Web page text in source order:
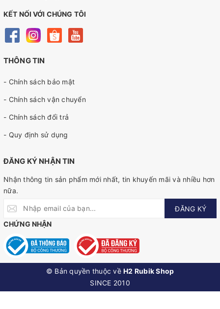
KẾT NỐI VỚI CHÚNG TÔI
THÔNG TIN
- Chính sách bảo mật
- Chính sách vận chuyển
- Chính sách đổi trả
- Quy định sử dụng
ĐĂNG KÝ NHẬN TIN
Nhận thông tin sản phẩm mới nhất, tin khuyến mãi và nhiều hơn
nữa.
ĐĂNG KÝ
CHỨNG NHẬN
© Bản quyền thuộc về H2 Rubik Shop
SINCE 2010